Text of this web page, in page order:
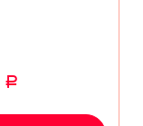
Р